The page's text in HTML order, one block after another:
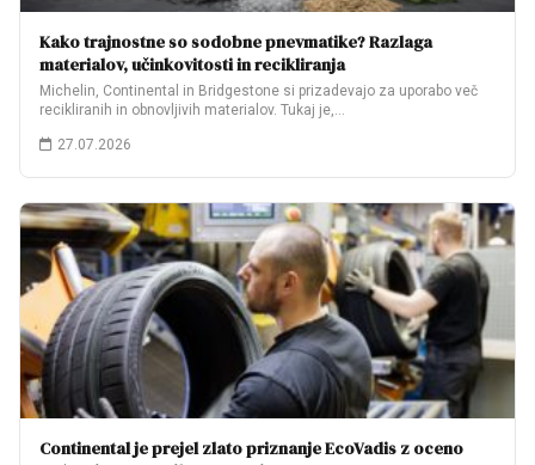
Kako trajnostne so sodobne pnevmatike? Razlaga
materialov, učinkovitosti in recikliranja
Michelin, Continental in Bridgestone si prizadevajo za uporabo več
recikliranih in obnovljivih materialov. Tukaj je,…
27.07.2026
Continental je prejel zlato priznanje EcoVadis z oceno